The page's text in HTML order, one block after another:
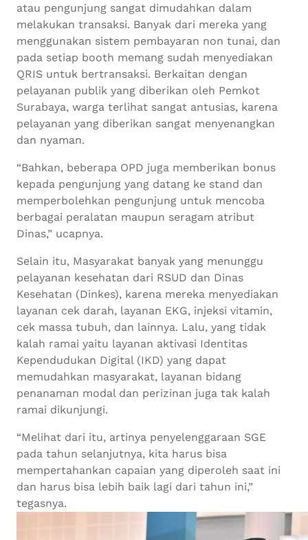
atau pengunjung sangat dimudahkan dalam
melakukan transaksi. Banyak dari mereka yang
menggunakan sistem pembayaran non tunai, dan
pada setiap booth memang sudah menyediakan
QRIS untuk bertransaksi. Berkaitan dengan
pelayanan publik yang diberikan oleh Pemkot
Surabaya, warga terlihat sangat antusias, karena
pelayanan yang diberikan sangat menyenangkan
dan nyaman.
“Bahkan, beberapa OPD juga memberikan bonus
kepada pengunjung yang datang ke stand dan
memperbolehkan pengunjung untuk mencoba
berbagai peralatan maupun seragam atribut
Dinas,” ucapnya.
Selain itu, Masyarakat banyak yang menunggu
pelayanan kesehatan dari RSUD dan Dinas
Kesehatan (Dinkes), karena mereka menyediakan
layanan cek darah, layanan EKG, injeksi vitamin,
cek massa tubuh, dan lainnya. Lalu, yang tidak
kalah ramai yaitu layanan aktivasi Identitas
Kependudukan Digital (IKD) yang dapat
memudahkan masyarakat, layanan bidang
penanaman modal dan perizinan juga tak kalah
ramai dikunjungi.
“Melihat dari itu, artinya penyelenggaraan SGE
pada tahun selanjutnya, kita harus bisa
mempertahankan capaian yang diperoleh saat ini
dan harus bisa lebih baik lagi dari tahun ini,”
tegasnya.